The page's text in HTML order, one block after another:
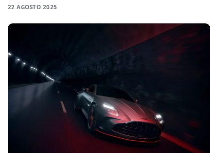
22 AGOSTO 2025